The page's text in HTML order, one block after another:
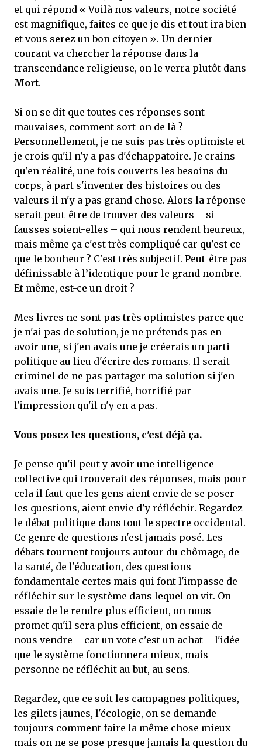
et qui répond « Voilà nos valeurs, notre société
est magnifique, faites ce que je dis et tout ira bien
et vous serez un bon citoyen ». Un dernier
courant va chercher la réponse dans la
transcendance religieuse, on le verra plutôt dans
Mort.
Si on se dit que toutes ces réponses sont
mauvaises, comment sort-on de là ?
Personnellement, je ne suis pas très optimiste et
je crois qu'il n'y a pas d'échappatoire. Je crains
qu'en réalité, une fois couverts les besoins du
corps, à part s'inventer des histoires ou des
valeurs il n'y a pas grand chose. Alors la réponse
serait peut-être de trouver des valeurs – si
fausses soient-elles – qui nous rendent heureux,
mais même ça c'est très compliqué car qu'est ce
que le bonheur ? C'est très subjectif. Peut-être pas
définissable à l’identique pour le grand nombre.
Et même, est-ce un droit ?
Mes livres ne sont pas très optimistes parce que
je n'ai pas de solution, je ne prétends pas en
avoir une, si j'en avais une je créerais un parti
politique au lieu d'écrire des romans. Il serait
criminel de ne pas partager ma solution si j'en
avais une. Je suis terrifié, horrifié par
l'impression qu'il n'y en a pas.
Vous posez les questions, c'est déjà ça.
Je pense qu'il peut y avoir une intelligence
collective qui trouverait des réponses, mais pour
cela il faut que les gens aient envie de se poser
les questions, aient envie d'y réfléchir. Regardez
le débat politique dans tout le spectre occidental.
Ce genre de questions n'est jamais posé. Les
débats tournent toujours autour du chômage, de
la santé, de l'éducation, des questions
fondamentale certes mais qui font l'impasse de
réfléchir sur le système dans lequel on vit. On
essaie de le rendre plus efficient, on nous
promet qu'il sera plus efficient, on essaie de
nous vendre – car un vote c'est un achat – l'idée
que le système fonctionnera mieux, mais
personne ne réfléchit au but, au sens.
Regardez, que ce soit les campagnes politiques,
les gilets jaunes, l'écologie, on se demande
toujours comment faire la même chose mieux
mais on ne se pose presque jamais la question du